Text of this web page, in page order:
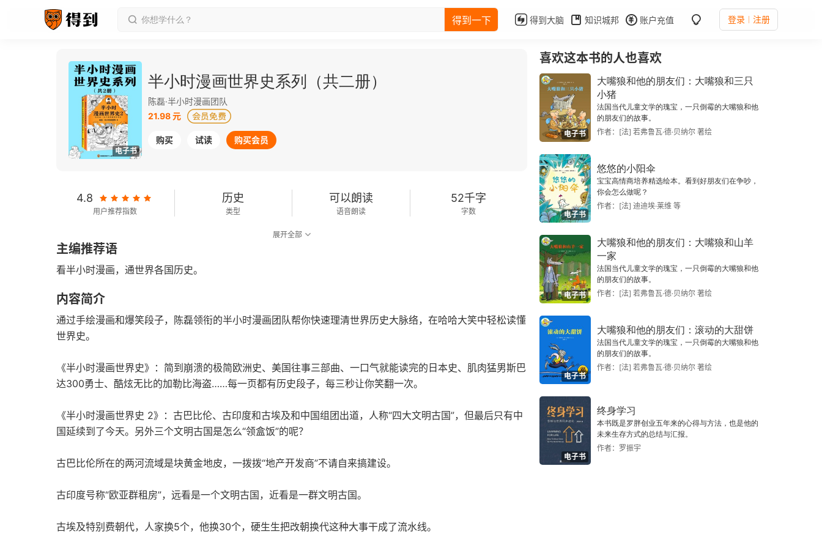
得到一下 得到大脑 知识城邦 账户充值 登录 注册
电子书
半小时漫画世界史系列（共二册）
陈磊·半小时漫画团队
21.98 元
购买 试读 购买会员
4.8
用户推荐指数
历史
类型
可以朗读
语音朗读
52千字
字数
发行日期
展开全部
主编推荐语
看半小时漫画，通世界各国历史。
内容简介
通过手绘漫画和爆笑段子，陈磊领衔的半小时漫画团队帮你快速理清世界历史大脉络，在哈哈大笑中轻松读懂
世界史。
《半小时漫画世界史》：简到崩溃的极简欧洲史、美国往事三部曲、一口气就能读完的日本史、肌肉猛男斯巴
达300勇士、酷炫无比的加勒比海盗……每一页都有历史段子，每三秒让你笑翻一次。
《半小时漫画世界史 2》：古巴比伦、古印度和古埃及和中国组团出道，人称“四大文明古国”，但最后只有中
国延续到了今天。另外三个文明古国是怎么“领盒饭”的呢？
古巴比伦所在的两河流域是块黄金地皮，一拨拨“地产开发商”不请自来搞建设。
古印度号称“欧亚群租房”，远看是一个文明古国，近看是一群文明古国。
古埃及特别费朝代，人家换5个，他换30个，硬生生把改朝换代这种大事干成了流水线。
喜欢这本书的人也喜欢
电子书
大嘴狼和他的朋友们：大嘴狼和三只
小猪
法国当代儿童文学的瑰宝，一只倒霉的大嘴狼和他
的朋友们的故事。
作者：[法] 若弗鲁瓦·德·贝纳尔 著绘
电子书
悠悠的小阳伞
宝宝高情商培养精选绘本。看到好朋友们在争吵，
你会怎么做呢？
作者：[法] 迪迪埃·莱维 等
电子书
大嘴狼和他的朋友们：大嘴狼和山羊
一家
法国当代儿童文学的瑰宝，一只倒霉的大嘴狼和他
的朋友们的故事。
作者：[法] 若弗鲁瓦·德·贝纳尔 著绘
电子书
大嘴狼和他的朋友们：滚动的大甜饼
法国当代儿童文学的瑰宝，一只倒霉的大嘴狼和他
的朋友们的故事。
作者：[法] 若弗鲁瓦·德·贝纳尔 著绘
电子书
终身学习
本书既是罗胖创业五年来的心得与方法，也是他的
未来生存方式的总结与汇报。
作者：罗振宇